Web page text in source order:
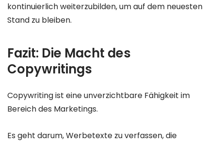
kontinuierlich weiterzubilden, um auf dem neuesten
Stand zu bleiben.
Fazit: Die Macht des
Copywritings
Copywriting ist eine unverzichtbare Fähigkeit im
Bereich des Marketings.
Es geht darum, Werbetexte zu verfassen, die